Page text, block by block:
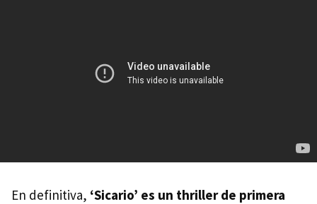
En definitiva, ‘Sicario’ es un thriller de primera